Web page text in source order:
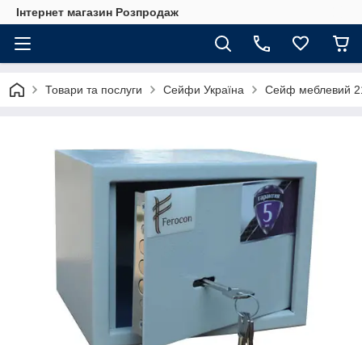
Інтернет магазин Розпродаж
Товари та послуги Сейфи Україна Сейф меблевий